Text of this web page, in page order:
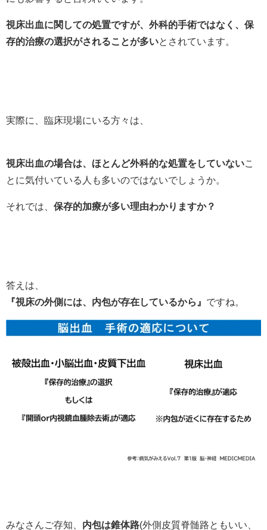
視床出血に関しての処置ですが、外科的手術ではなく、保
存的治療の選択がされることが多いとされています。
実際に、臨床現場にいる方々は、
視床出血の場合は、ほとんど外科的な処置をしていない こ
とに気付いている人も多いのではないでしょうか。
それでは、 保存的加療が多い理由わかりますか？
答えは、
『視床の外側には、内包が存在しているから』 ですね。
みなさんご存知、 内包は錐体路(外側皮質脊髄路ともいい、